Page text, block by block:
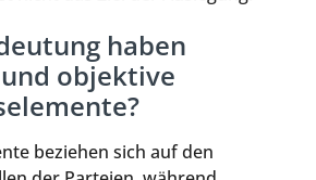
haben
objektive
beziehen sich auf den